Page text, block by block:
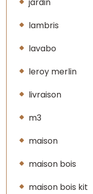
jardin
lambris
lavabo
leroy merlin
livraison
m3
maison
maison bois
maison bois kit